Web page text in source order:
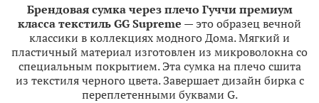
Брендоваясумка через плечо Гуччи премиум
класса текстиль GG Supreme —это образец вечной
классики в коллекциях модного Дома. Мягкий и
пластичный материал изготовлен из микроволокна со
специальным покрытием. Эта сумка на плечо сшита
из текстиля черного цвета. Завершает дизайн бирка с
переплетенными буквами G.